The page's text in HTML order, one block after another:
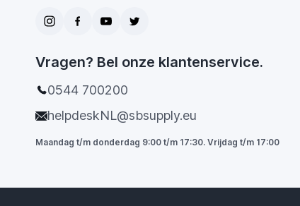
Vragen? Bel onze klantenservice.
0544 700200
helpdeskNL@sbsupply.eu
Maandag t/m donderdag 9:00 t/m 17:30. Vrijdag t/m 17:00